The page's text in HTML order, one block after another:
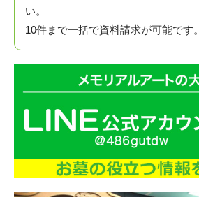
い。
10件まで一括で資料請求が可能です。